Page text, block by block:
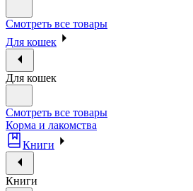
Смотреть все товары
Для кошек
Для кошек
Смотреть все товары
Корма и лакомства
Книги
Книги